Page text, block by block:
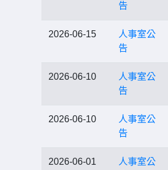
告
2026-06-15
人事室公
告
2026-06-10
人事室公
告
2026-06-10
人事室公
告
2026-06-01
人事室公